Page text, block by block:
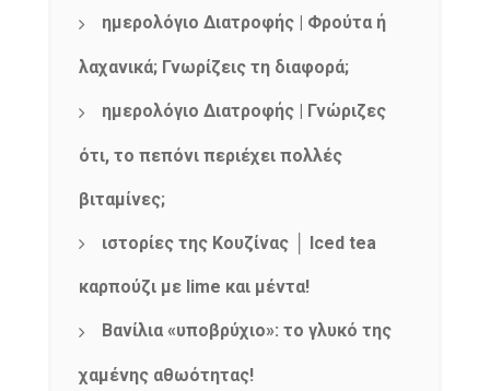
ημερολόγιο Διατροφής | Φρούτα ή
λαχανικά; Γνωρίζεις τη διαφορά;
ημερολόγιο Διατροφής | Γνώριζες
ότι, το πεπόνι περιέχει πολλές
βιταμίνες;
ιστορίες της Κουζίνας │ Iced tea
καρπούζι με lime και μέντα!
Βανίλια «υποβρύχιο»: το γλυκό της
χαμένης αθωότητας!